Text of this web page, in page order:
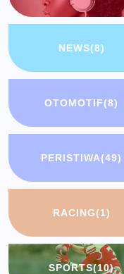
NEWS(8)
OTOMOTIF(8)
PERISTIWA(49)
RACING(1)
SPORTS(10)